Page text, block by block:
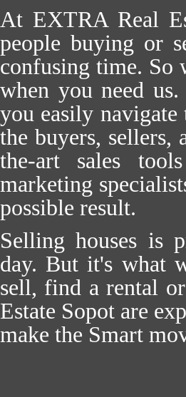
At EXTRA Real
people buying or
confusing time. So
when you need
you easily navigate
the buyers, sellers,
the-art sales
marketing
possible result.
Selling houses is
day. But it's what
sell, find a rental
Estate Sopot are
make the Smart